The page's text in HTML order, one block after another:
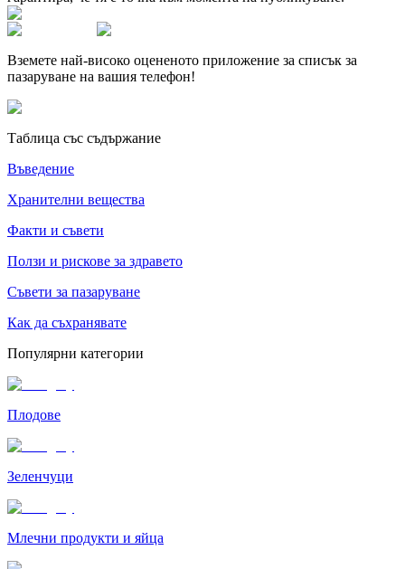
Вземете най-високо оцененото приложение за списък за
пазаруване на вашия телефон!
Таблица със съдържание
Въведение
Хранителни вещества
Факти и съвети
Ползи и рискове за здравето
Съвети за пазаруване
Как да съхранявате
Популярни категории
Плодове
Зеленчуци
Млечни продукти и яйца